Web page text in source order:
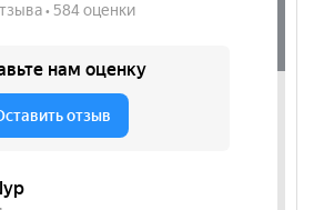
да
нет
Нижегородмебель